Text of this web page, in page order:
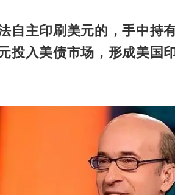
自主印刷美元的，手中持
投入美债市场，形成美国